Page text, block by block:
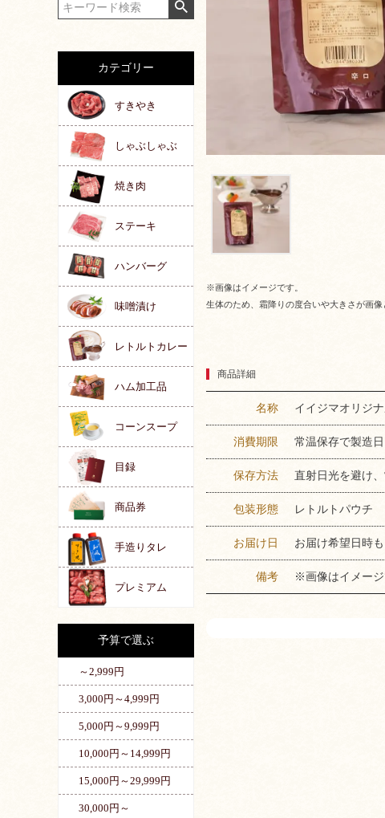
カテゴリー
すきやき
しゃぶしゃぶ
焼き肉
ステーキ
ハンバーグ
味噌漬け
レトルトカレー
ハム加工品
コーンスープ
目録
商品券
手造りタレ
プレミアム
予算で選ぶ
～2,999円
3,000円～4,999円
5,000円～9,999円
10,000円～14,999円
15,000円～29,999円
30,000円～
※画像はイメージです。
生体のため、霜降りの度合いや大きさが画像
商品詳細
名称 イイジマオリジ
消費期限 常温保存で製造
保存方法 直射日光を避け
包装形態 レトルトパウチ
お届け日 お届け希望日時
備考 ※画像はイメージ